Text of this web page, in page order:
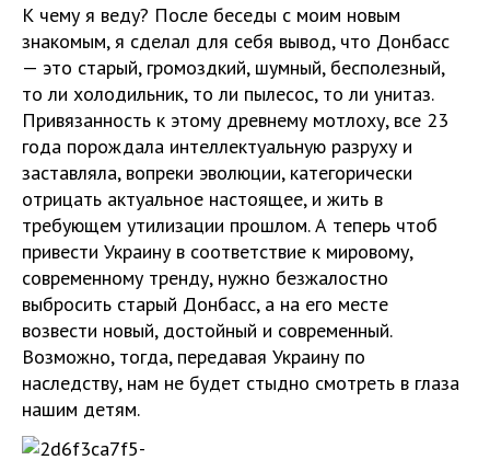
К чему я веду? После беседы с моим новым
знакомым, я сделал для себя вывод, что Донбасс
— это старый, громоздкий, шумный, бесполезный,
то ли холодильник, то ли пылесос, то ли унитаз.
Привязанность к этому древнему мотлоху, все 23
года порождала интеллектуальную разруху и
заставляла, вопреки эволюции, категорически
отрицать актуальное настоящее, и жить в
требующем утилизации прошлом. А теперь чтоб
привести Украину в соответствие к мировому,
современному тренду, нужно безжалостно
выбросить старый Донбасс, а на его месте
возвести новый, достойный и современный.
Возможно, тогда, передавая Украину по
наследству, нам не будет стыдно смотреть в глаза
нашим детям.